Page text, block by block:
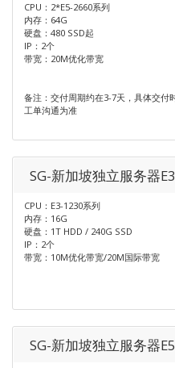
CPU：2*E5-2660系列
内存：64G
硬盘：480 SSD起
IP：2个
带宽：20M优化带宽
备注：交付周期约在3-7天，具体交付
工单沟通为准
SG-新加坡独立服务器
CPU：E3-1230系列
内存：16G
硬盘：1T HDD / 240G SSD
IP：2个
带宽：10M优化带宽/20M国际带宽
SG-新加坡独立服务器